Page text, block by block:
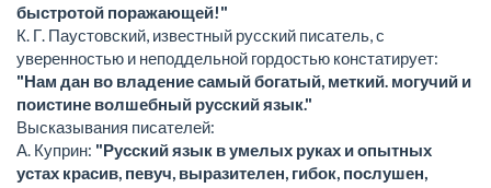
быстротой поражающей!"
К. Г. Паустовский, известный русский писатель, с
уверенностью и неподдельной гордостью констатирует:
"Нам дан во владение самый богатый, меткий. могучий и
поистине волшебный русский язык."
Высказывания писателей:
А. Куприн: "Русский язык в умелых руках и опытных
устах красив, певуч, выразителен, гибок, послушен,